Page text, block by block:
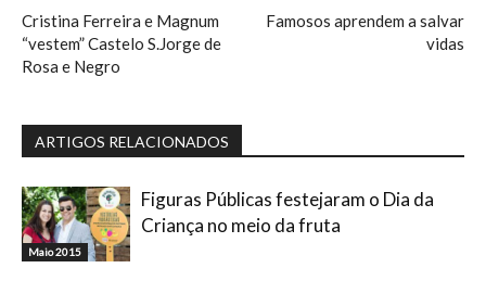
Cristina Ferreira e Magnum
“vestem” Castelo S.Jorge de
Rosa e Negro
Famosos aprendem a salvar
vidas
ARTIGOS RELACIONADOS
Maio 2015
Figuras Públicas festejaram o Dia da
Criança no meio da fruta